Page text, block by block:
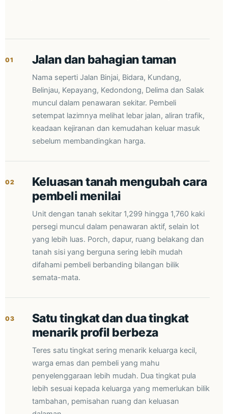
01 Jalan dan bahagian taman
Nama seperti Jalan Binjai, Bidara, Kundang,
Belinjau, Kepayang, Kedondong, Delima dan Salak
muncul dalam penawaran sekitar. Pembeli
setempat lazimnya melihat lebar jalan, aliran trafik,
keadaan kejiranan dan kemudahan keluar masuk
sebelum membandingkan harga.
02
Keluasan tanah mengubah cara
pembeli menilai
Unit dengan tanah sekitar 1,299 hingga 1,760 kaki
persegi muncul dalam penawaran aktif, selain lot
yang lebih luas. Porch, dapur, ruang belakang dan
tanah sisi yang berguna sering lebih mudah
difahami pembeli berbanding bilangan bilik
semata-mata.
03
Satu tingkat dan dua tingkat
menarik profil berbeza
Teres satu tingkat sering menarik keluarga kecil,
warga emas dan pembeli yang mahu
penyelenggaraan lebih mudah. Dua tingkat pula
lebih sesuai kepada keluarga yang memerlukan bilik
tambahan, pemisahan ruang dan keluasan